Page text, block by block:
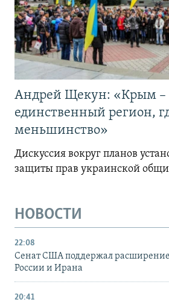
Андрей Щекун: «Крым –
единственный регион,
меньшинство»
Дискуссия вокруг планов
защиты прав украинской
НОВОСТИ
22:08
Сенат США поддержал
России и Ирана
20:41